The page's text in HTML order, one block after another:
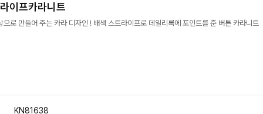
이프카라니트
로 만들어 주는 카라 디자인 ! 배색 스트라이프로 데일리룩에 포인트를 준 버튼 카라니트
KN81638